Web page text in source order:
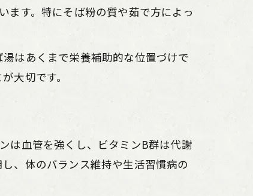
ます。特にそば粉の質や茹で方によっ
はあくまで栄養補助的な位置づけで
大切です。
は血管を強くし、ビタミンB群は代謝
、体のバランス維持や生活習慣病の